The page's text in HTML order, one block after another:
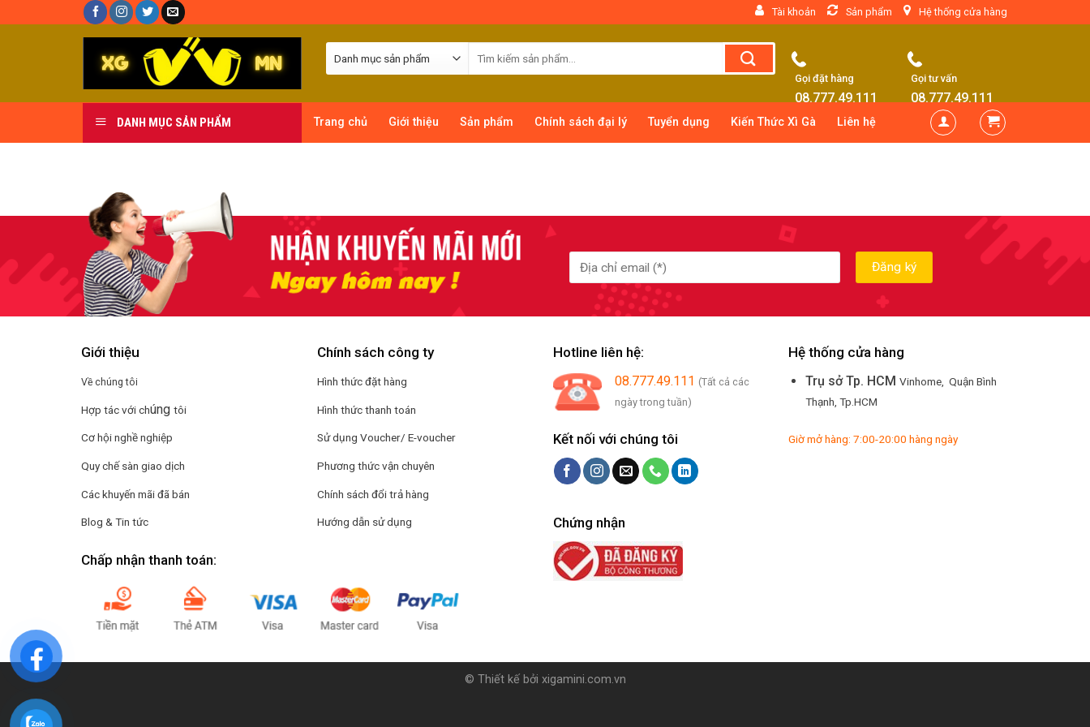
to
Tài khoản Sản phẩm Hệ thống cửa hàng
Gọi đặt hàng
08.777.49.111
Gọi tư vấn
08.777.49.111
DANH MỤC SẢN PHẨM Trang chủ Giới thiệu Sản phẩm Chính sách đại lý Tuyển dụng Kiến Thức Xì Gà Liên hệ
Giới thiệu
Về chúng tôi
Hợp tác với chúngtôi
Cơ hội nghề nghiệp
Quy chế sàn giao dịch
Các khuyến mãi đã bán
Blog & Tin tức
Chính sách công ty
Hình thức đặt hàng
Hình thức thanh toán
Sử dụng Voucher/ E-voucher
Phương thức vận chuyên
Chính sách đổi trả hàng
Hướng dẫn sử dụng
Chấp nhận thanh toán:
Hotline liên hệ:
08.777.49.111 (Tất cả các
ngày trong tuần)
Kết nối với chúng tôi
Chứng nhận
Hệ thống cửa hàng
Trụ sở Tp. HCM Vinhome, Quận Bình
Thạnh, Tp.HCM
Giờ mở hàng: 7:00-20:00 hàng ngày
© Thiết kế bởi xigamini.com.vn